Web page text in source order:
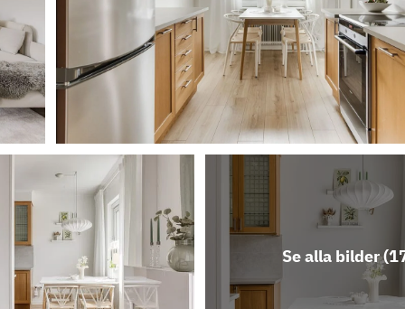
Se alla bilder (